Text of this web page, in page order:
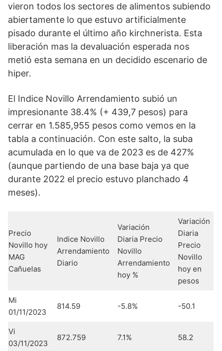
vieron todos los sectores de alimentos subiendo
abiertamente lo que estuvo artificialmente
pisado durante el último año kirchnerista. Esta
liberación mas la devaluación esperada nos
metió esta semana en un decidido escenario de
hiper.
El Indice Novillo Arrendamiento subió un
impresionante 38.4% (+ 439,7 pesos) para
cerrar en 1.585,955 pesos como vemos en la
tabla a continuación. Con este salto, la suba
acumulada en lo que va de 2023 es de 427%
(aunque partiendo de una base baja ya que
durante 2022 el precio estuvo planchado 4
meses).
Precio
Novillo hoy
MAG
Cañuelas
Indice Novillo
Arrendamiento
Diario
Variación
Diaria Precio
Novillo
Arrendamiento
hoy %
Variación
Diaria
Precio
Novillo
hoy en
pesos
Mi
01/11/2023
814.59 -5.8% -50.1
Vi
03/11/2023
872.759 7.1% 58.2